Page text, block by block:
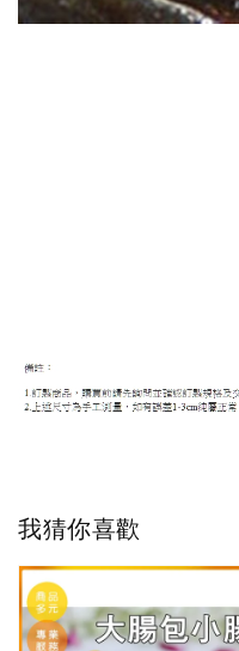
我猜你喜歡